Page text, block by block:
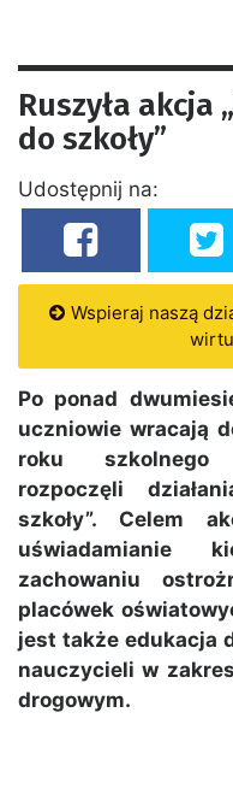
Ruszyła akcja
do szkoły”
Udostępnij na:
Wspieraj naszą
Po ponad
uczniowie wracają
roku szkolnego
rozpoczęli
szkoły”. Celem
uświadamianie
zachowaniu
placówek
jest także edukacja
nauczycieli w
drogowym.